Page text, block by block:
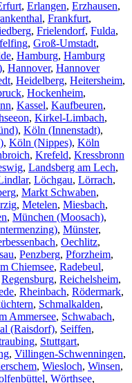
, Erlangen, Erzhausen,
, Frankfurt,
, Frielendorf, Fulda,
, Groß-Umstadt,
, Hamburg, Hamburg
, Hannover, Hannover
, Heidelberg, Heitersheim,
, Hockenheim,
, Kassel, Kaufbeuren,
, Kirkel-Limbach,
, Köln (Innenstadt),
, Köln (Nippes), Köln
, Krefeld, Kressbronn
, Landsberg am Lech,
, Löchgau, Lörrach,
, Markt Schwaben,
, Metelen, Miesbach,
, München (Moosach),
, Münster,
, Oechlitz,
, Penzberg, Pforzheim,
Chiemsee, Radebeul,
Regensburg, Reichelsheim,
, Rheinbach, Rödermark,
, Schmalkalden,
Ammersee, Schwabach,
(Raisdorf), Seiffen,
, Stuttgart,
, Villingen-Schwenningen,
, Wiesloch, Winsen,
, Wörthsee,